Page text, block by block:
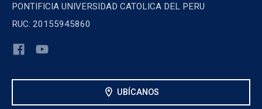
PONTIFICIA UNIVERSIDAD CATOLICA DEL PERU
RUC: 20155945860
location_on UBÍCANOS